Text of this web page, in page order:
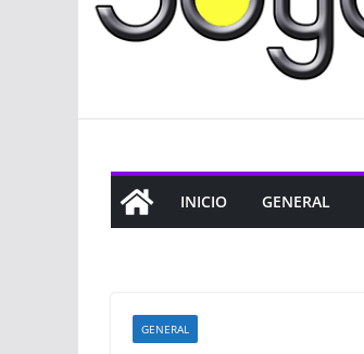
INICIO GENERAL
GENERAL